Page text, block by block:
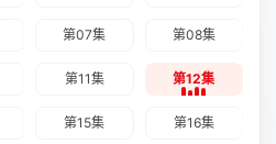
第07集 第08集
第11集 第12集
第15集 第16集